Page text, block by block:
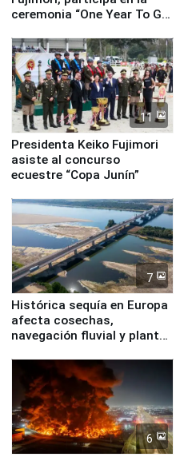
ceremonia “One Year To Go
11
Presidenta Keiko Fujimori
asiste al concurso
ecuestre “Copa Junín”
7
Histórica sequía en Europa
afecta cosechas,
navegación fluvial y plantas
6